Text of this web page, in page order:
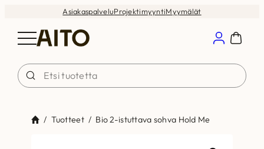
AsiakaspalveluProjektimyyntiMyymälät
/ Tuotteet / Bio 2-istuttava sohva Hold Me